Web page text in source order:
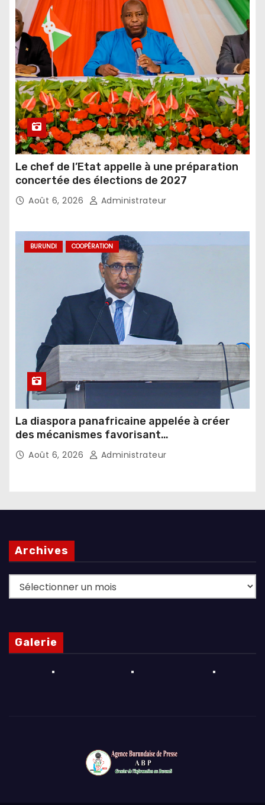
Le chef de l’Etat appelle à une préparation
concertée des élections de 2027
Août 6, 2026 Administrateur
BURUNDI COOPÉRATION
La diaspora panafricaine appelée à créer
des mécanismes favorisant
l’investissement dans les pays d’origine
Août 6, 2026 Administrateur
Archives
Archives
Galerie